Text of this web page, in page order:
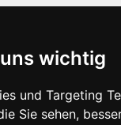
wichtig
und Targeting
Sie sehen,